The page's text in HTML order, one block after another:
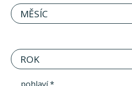
MĚSÍC
ROK